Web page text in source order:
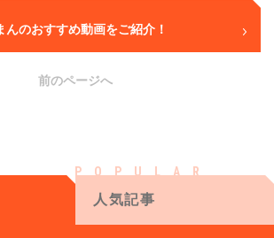
のおすすめ動画をご紹介！
前のページへ
人気記事